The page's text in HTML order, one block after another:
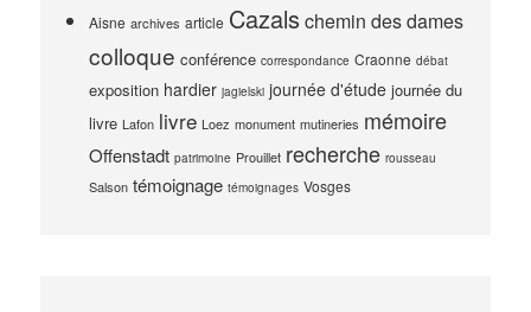
Aisne archives article Cazals chemin des dames
colloque conférence correspondance Craonne débat
exposition hardier jagielski journée d'étude journée du
livre Lafon livre Loez monument mutineries mémoire
Offenstadt patrimoine Prouillet recherche rousseau
Salson témoignage témoignages Vosges